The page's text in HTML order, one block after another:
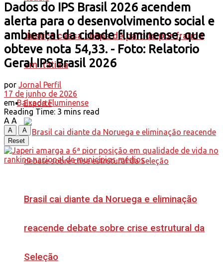
Justiça cassa chapa de partido por fraude
em Itatiaia
Esporte
Brasil cai diante da Noruega e eliminação
reacende debate sobre crise estrutural da
Seleção
Dados do IPS Brasil 2026 acendem
alerta para o desenvolvimento social e
ambiental da cidade fluminense, que
obteve nota 54,33. - Foto: Relatorio
Geral IPS Brasil 2026
por Jornal Perfil
17 de junho de 2026
em Baixada Fluminense
Reading Time: 3 mins read
A A
A
A
Reset